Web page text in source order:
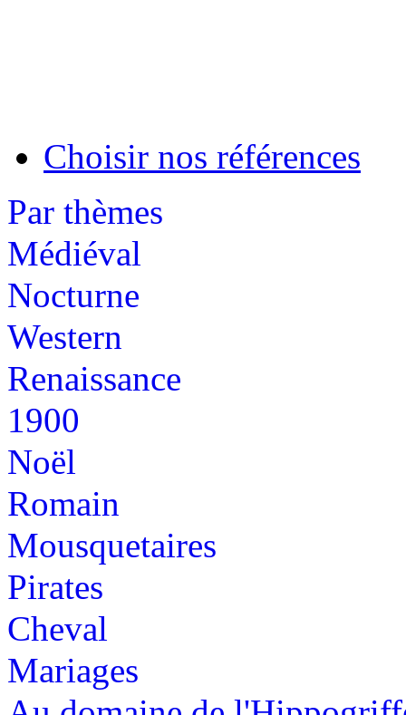
Choisir nos références
Par thèmes
Médiéval
Nocturne
Western
Renaissance
1900
Noël
Romain
Mousquetaires
Pirates
Cheval
Mariages